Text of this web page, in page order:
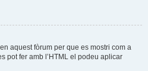
aquest fòrum per que es mostri com a
pot fer amb l’HTML el podeu aplicar